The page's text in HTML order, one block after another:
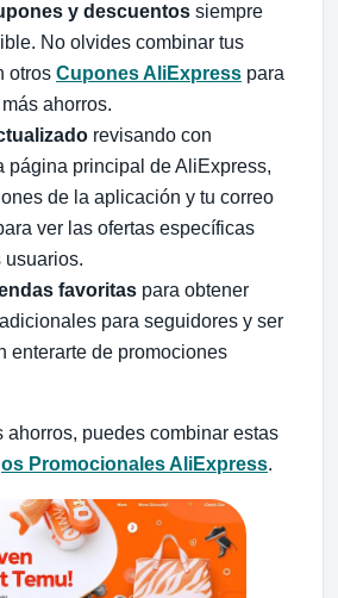
y descuentos siempre
No olvides combinar tus
otros Cupones AliExpress para
ahorros.
revisando con
página principal de AliExpress,
de la aplicación y tu correo
ver las ofertas específicas
usuarios.
favoritas para obtener
para seguidores y ser
enterarte de promociones
ahorros, puedes combinar estas
Promocionales AliExpress.